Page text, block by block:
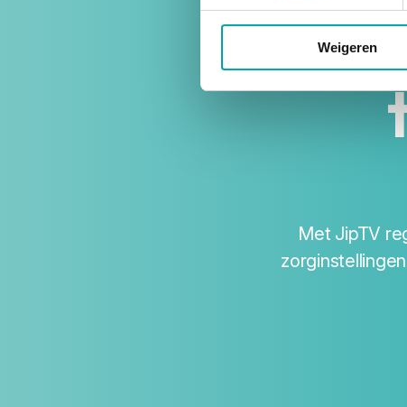
Weigeren
Met JipTV